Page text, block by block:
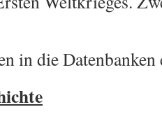
in die Datenbanken